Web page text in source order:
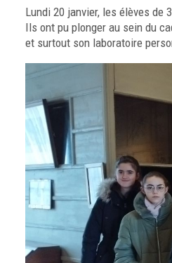
Lundi 20 janvier, les élèves de
Ils ont pu plonger au sein du
et surtout son laboratoire